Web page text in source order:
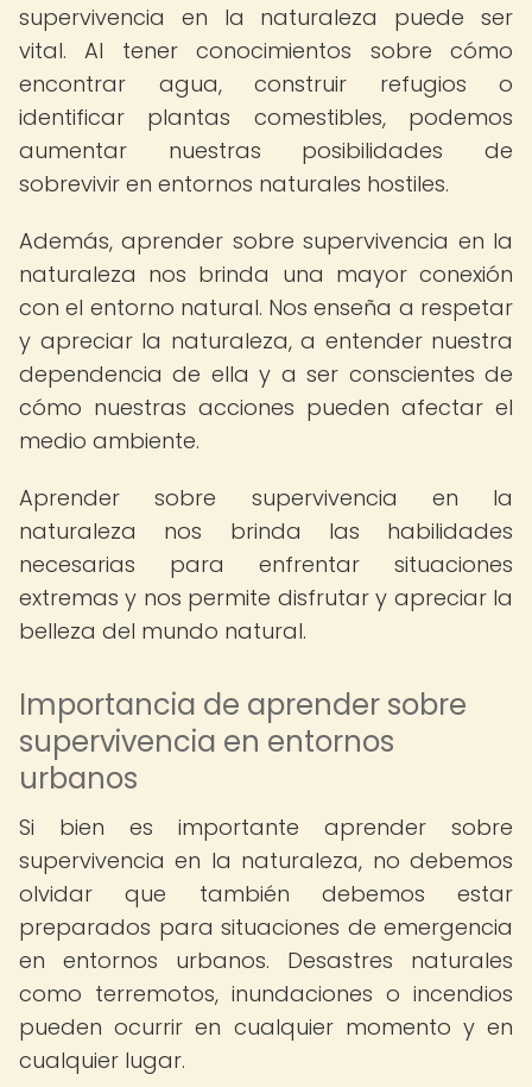
supervivencia en la naturaleza puede ser
vital. Al tener conocimientos sobre cómo
encontrar agua, construir refugios o
identificar plantas comestibles, podemos
aumentar nuestras posibilidades de
sobrevivir en entornos naturales hostiles.
Además, aprender sobre supervivencia en la
naturaleza nos brinda una mayor conexión
con el entorno natural. Nos enseña a respetar
y apreciar la naturaleza, a entender nuestra
dependencia de ella y a ser conscientes de
cómo nuestras acciones pueden afectar el
medio ambiente.
Aprender sobre supervivencia en la
naturaleza nos brinda las habilidades
necesarias para enfrentar situaciones
extremas y nos permite disfrutar y apreciar la
belleza del mundo natural.
Importancia de aprender sobre
supervivencia en entornos
urbanos
Si bien es importante aprender sobre
supervivencia en la naturaleza, no debemos
olvidar que también debemos estar
preparados para situaciones de emergencia
en entornos urbanos. Desastres naturales
como terremotos, inundaciones o incendios
pueden ocurrir en cualquier momento y en
cualquier lugar.